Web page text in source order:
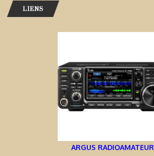
LIENS
ARGUS RADIOAMATEUR